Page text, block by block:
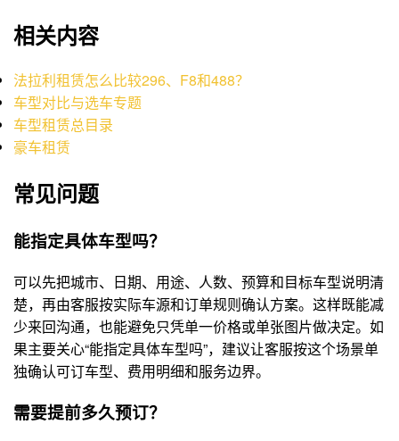
相关内容
法拉利租赁怎么比较296、F8和488？
车型对比与选车专题
车型租赁总目录
豪车租赁
常见问题
能指定具体车型吗？
可以先把城市、日期、用途、人数、预算和目标车型说明清
楚，再由客服按实际车源和订单规则确认方案。这样既能减
少来回沟通，也能避免只凭单一价格或单张图片做决定。如
果主要关心“能指定具体车型吗”，建议让客服按这个场景单
独确认可订车型、费用明细和服务边界。
需要提前多久预订？